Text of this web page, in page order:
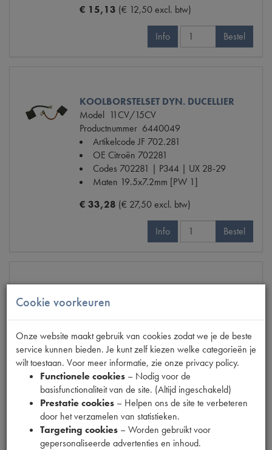
€ 15,13 (€ 12,50 excl. btw)
Info Bestel
KOOLBORSTELSET DYN. DUCELLIER
Model 11CV/15CV
Productnummer 6440049
Artikelcode JF 702.281
OE Citroën 702281
Codes 702281 | P344 | UX 28-29
Maten 19.5x7.2mm [PW 1]
€ 33,28 (€ 27,50 excl. btw)
Info Bestel
Model11CV/15CV
Productnummer6440059
Artikelcode JF702.294
OE Citroën702294
Codes702294 | N2000606 | P343 |
PX 13 NML | PX13
Maten18.5x7mm [PW 2]
€ 29,10 (€ 24,05 excl. btw)
Info
Cookie voorkeuren
Onze website maakt gebruik van cookies zodat we je de beste
service kunnen bieden. Je kunt zelf kiezen welke categorieën je
wilt toestaan. Voor meer informatie, zie onze privacy policy.
Functionele cookies – Nodig voor de
basisfunctionaliteit van de site. (Altijd ingeschakeld)
Prestatie cookies – Helpen ons de site te verbeteren
door het verzamelen van statistieken.
Targeting cookies – Worden gebruikt voor
gepersonaliseerde advertenties en inhoud.